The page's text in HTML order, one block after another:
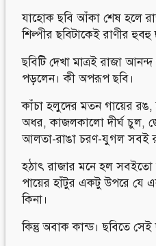
যাহোক ছবি আঁকা শেষ হলে
শিল্পীর ছবিটাকেই রাণীর হুবহু
ছবিটি দেখা মাত্রই রাজা
পড়লেন। কী অপরূপ ছবি।
কাঁচা হলুদের মতন গায়ের রঙ,
অধর, কাজলকালো দীর্ঘ চুল,
আলতা-রাঙা চরণ-যুগল সবই
হঠাৎ রাজার মনে হল সবইতো
পায়ের হাঁটুর একটু উপরে যে
কিনা।
কিন্তু অবাক কান্ড। ছবিতে সেই